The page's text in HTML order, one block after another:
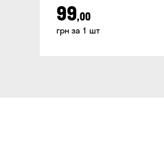
99,00
грн за 1 шт